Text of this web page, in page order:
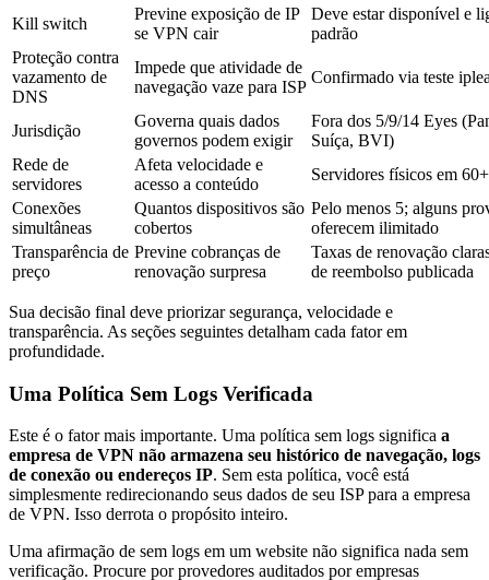
Kill switch
Previne exposição de IP
se VPN cair
Deve estar disponível e
padrão
Proteção contra
vazamento de
DNS
Impede que atividade de
navegação vaze para ISP
Confirmado via teste
Jurisdição
Governa quais dados
governos podem exigir
Fora dos 5/9/14 Eyes
Suíça, BVI)
Rede de
servidores
Afeta velocidade e
acesso a conteúdo
Servidores físicos em
Conexões
simultâneas
Quantos dispositivos são
cobertos
Pelo menos 5; alguns
oferecem ilimitado
Transparência de
preço
Previne cobranças de
renovação surpresa
Taxas de renovação
de reembolso publicada
Sua decisão final deve priorizar segurança, velocidade e
transparência. As seções seguintes detalham cada fator em
profundidade.
Uma Política Sem Logs Verificada
Este é o fator mais importante. Uma política sem logs significa a
empresa de VPN não armazena seu histórico de navegação, logs
de conexão ou endereços IP. Sem esta política, você está
simplesmente redirecionando seus dados de seu ISP para a empresa
de VPN. Isso derrota o propósito inteiro.
Uma afirmação de sem logs em um website não significa nada sem
verificação. Procure por provedores auditados por empresas